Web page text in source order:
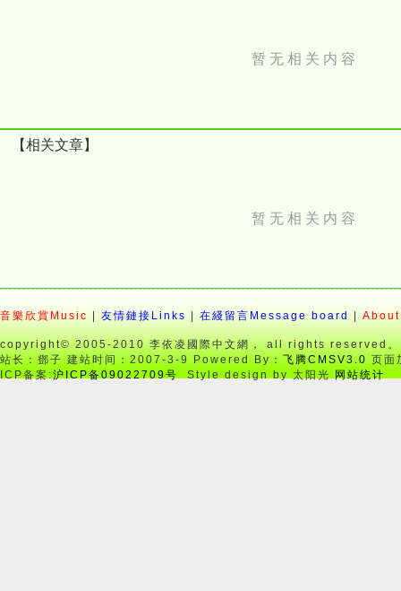
暂 无 相 关 内 容
【相关文章】
暂 无 相 关 内 容
音樂欣賞Music 友情鏈接Links 在綫留言Message board
copyright© 2005-2010 李依凌國際中文網， all rights reserved。
站长：鄧子 建站时间：2007-3-9 Powered By：飞腾CMSV3.0页面
ICP备案:沪ICP备09022709号 Style design by 太阳光 网站统计